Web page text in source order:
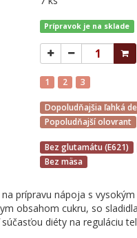
Prípravok je na sklade
1 2 3
Dopoludňajšia ľahká
Popoludňajší olovrant
Bez glutamátu (E621)
Bez mäsa
prípravu nápoja s
obsahom cukru, so
diéty na reguláciu